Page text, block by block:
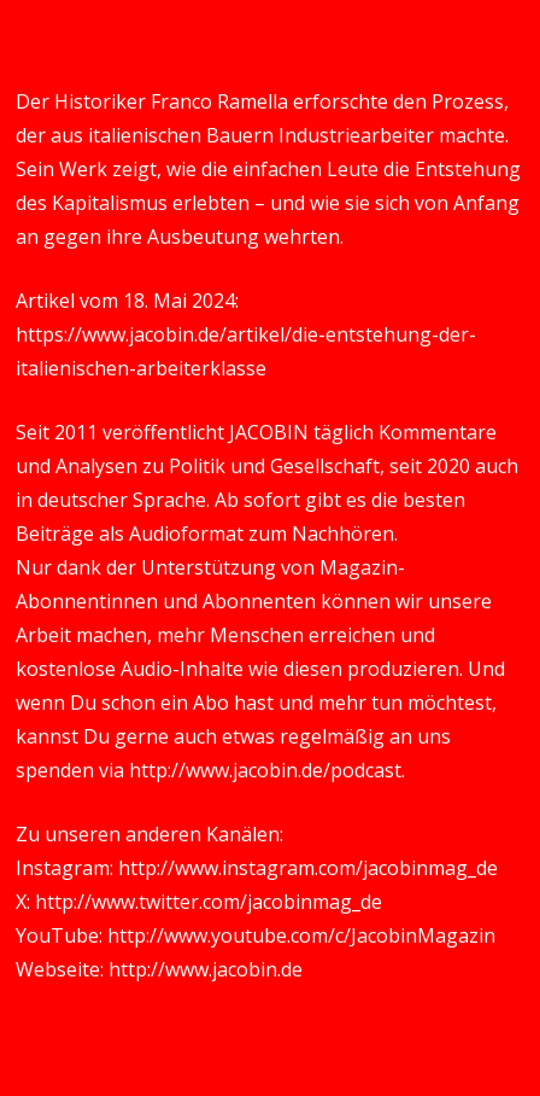
Der Historiker Franco Ramella erforschte den Prozess,
der aus italienischen Bauern Industriearbeiter machte.
Sein Werk zeigt, wie die einfachen Leute die Entstehung
des Kapitalismus erlebten – und wie sie sich von Anfang
an gegen ihre Ausbeutung wehrten.
Artikel vom 18. Mai 2024:
https://www.jacobin.de/artikel/die-entstehung-der-
italienischen-arbeiterklasse
Seit 2011 veröffentlicht JACOBIN täglich Kommentare
und Analysen zu Politik und Gesellschaft, seit 2020 auch
in deutscher Sprache. Ab sofort gibt es die besten
Beiträge als Audioformat zum Nachhören.
Nur dank der Unterstützung von Magazin-
Abonnentinnen und Abonnenten können wir unsere
Arbeit machen, mehr Menschen erreichen und
kostenlose Audio-Inhalte wie diesen produzieren. Und
wenn Du schon ein Abo hast und mehr tun möchtest,
kannst Du gerne auch etwas regelmäßig an uns
spenden via http://www.jacobin.de/podcast.
Zu unseren anderen Kanälen:
Instagram: http://www.instagram.com/jacobinmag_de
X: http://www.twitter.com/jacobinmag_de
YouTube: http://www.youtube.com/c/JacobinMagazin
Webseite: http://www.jacobin.de